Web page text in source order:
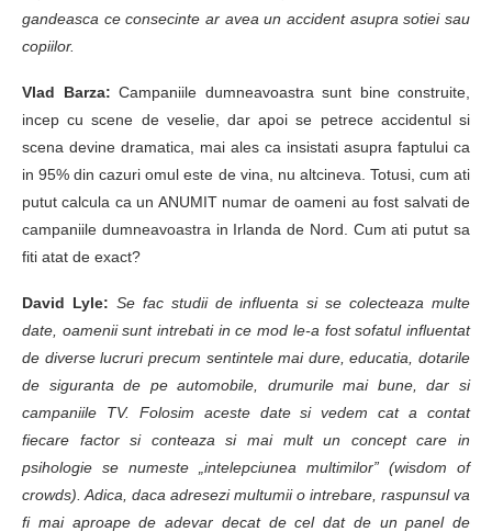
gandeasca ce consecinte ar avea un accident asupra sotiei sau
copiilor.
Vlad Barza: Campaniile dumneavoastra sunt bine construite,
incep cu scene de veselie, dar apoi se petrece accidentul si
scena devine dramatica, mai ales ca insistati asupra faptului ca
in 95% din cazuri omul este de vina, nu altcineva. Totusi, cum ati
putut calcula ca un ANUMIT numar de oameni au fost salvati de
campaniile dumneavoastra in Irlanda de Nord. Cum ati putut sa
fiti atat de exact?
David Lyle: Se fac studii de influenta si se colecteaza multe
date, oamenii sunt intrebati in ce mod le-a fost sofatul influentat
de diverse lucruri precum sentintele mai dure, educatia, dotarile
de siguranta de pe automobile, drumurile mai bune, dar si
campaniile TV. Folosim aceste date si vedem cat a contat
fiecare factor si conteaza si mai mult un concept care in
psihologie se numeste „intelepciunea multimilor” (wisdom of
crowds). Adica, daca adresezi multumii o intrebare, raspunsul va
fi mai aproape de adevar decat de cel dat de un panel de